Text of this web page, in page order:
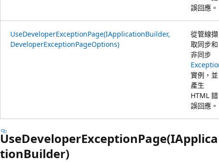
誤回應。
UseDeveloperExceptionPage(IApplicationBuilder,
DeveloperExceptionPageOptions)
從管線擷
取同步和
非同步
實例，並
產生
HTML 錯
誤回應。
UseDeveloperExceptionPage(IApplica
tionBuilder)